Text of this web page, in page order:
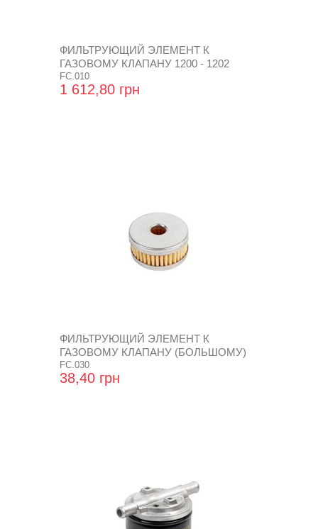
ФИЛЬТРУЮЩИЙ ЭЛЕМЕНТ К
ГАЗОВОМУ КЛАПАНУ 1200 - 1202
FC.010
1 612,80 грн
ФИЛЬТРУЮЩИЙ ЭЛЕМЕНТ К
ГАЗОВОМУ КЛАПАНУ (БОЛЬШОМУ)
FC.030
38,40 грн